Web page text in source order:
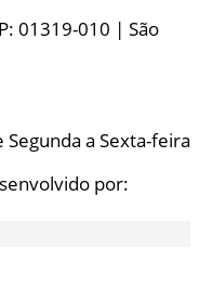
01319-010 | São
a Sexta-feira
por: